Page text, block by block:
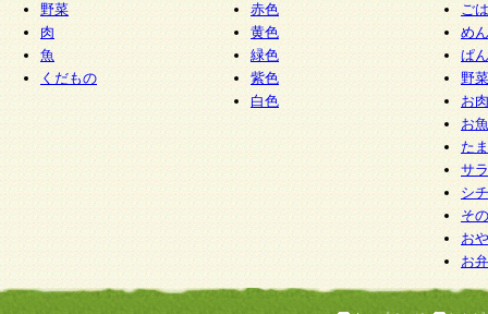
野菜
肉
魚
くだもの
赤色
黄色
緑色
紫色
白色
ご
めん
ぱん
野
お
お
た
サ
シ
そ
お
お